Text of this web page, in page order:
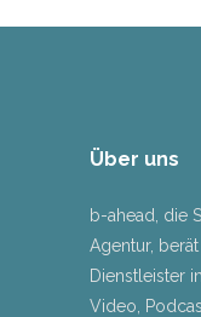
Über uns
b-ahead, die
Agentur,
Dienstleister
Video,